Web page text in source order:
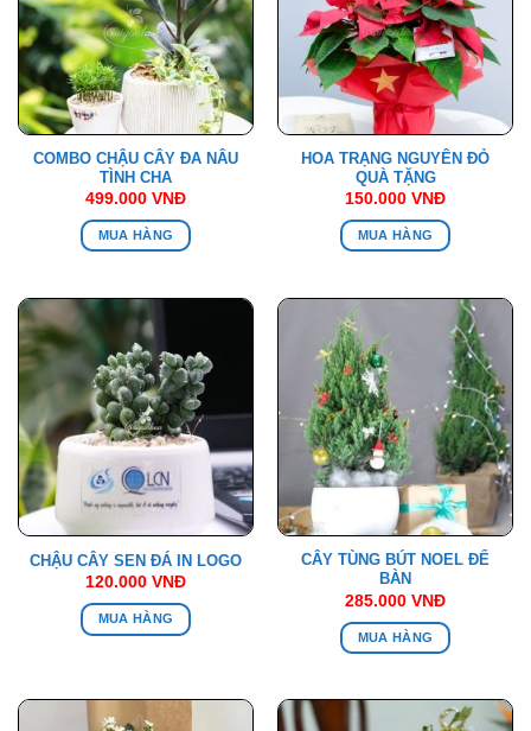
COMBO CHẬU CÂY ĐA NÂU
TÌNH CHA
499.000 VNĐ
MUA HÀNG
HOA TRẠNG NGUYÊN ĐỎ
QUÀ TẶNG
150.000 VNĐ
MUA HÀNG
CHẬU CÂY SEN ĐÁ IN LOGO
120.000 VNĐ
MUA HÀNG
CÂY TÙNG BÚT NOEL ĐỂ
BÀN
285.000 VNĐ
MUA HÀNG